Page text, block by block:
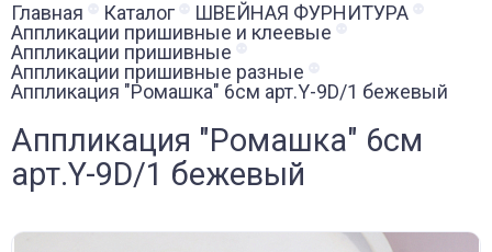
Главная Каталог
ШВЕЙНАЯ ФУРНИТУРА
Аппликации пришивные и клеевые
Аппликации пришивные
Аппликации пришивные разные
Аппликация "Ромашка" 6см арт.Y-9D/1 бежевый
Аппликация "Ромашка" 6см
арт.Y-9D/1 бежевый